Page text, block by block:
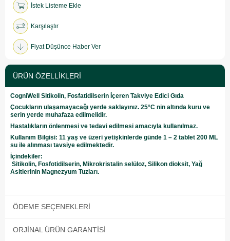
İstek Listeme Ekle
Karşılaştır
Fiyat Düşünce Haber Ver
ÜRÜN ÖZELLIKLERI
CogniWell Sitikolin, Fosfatidilserin İçeren Takviye Edici Gıda
Çocukların ulaşamayacağı yerde saklayınız. 25°C nin altında kuru ve
serin yerde muhafaza edilmelidir.
Hastalıkların önlenmesi ve tedavi edilmesi amacıyla kullanılmaz.
Kullanım Bilgisi: 11 yaş ve üzeri yetişkinlerde günde 1 – 2 tablet 200 ML
su ile alınması tavsiye edilmektedir.
İçindekiler:
Sitikolin, Fosfotidilserin, Mikrokristalin selüloz, Silikon dioksit, Yağ
Asitlerinin Magnezyum Tuzları.
ÖDEME SEÇENEKLERI
ORJINAL ÜRÜN GARANTISI